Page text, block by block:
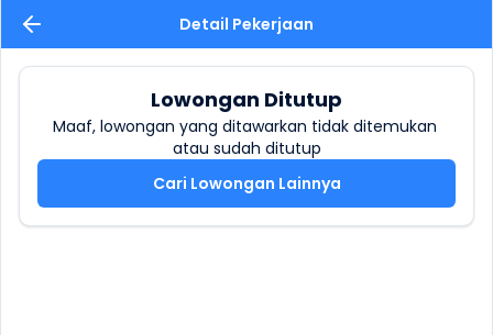
Detail Pekerjaan
Lowongan Ditutup
Maaf, lowongan yang ditawarkan tidak ditemukan
atau sudah ditutup
Cari Lowongan Lainnya